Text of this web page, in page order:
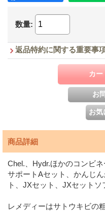
数量:
返品特約に関する重要事
商品詳細
Chel.、Hydr.ほかのコンビ
サポートAセット、かんじ
ト、JXセット、JXセットソ
レメディーはサトウキビの